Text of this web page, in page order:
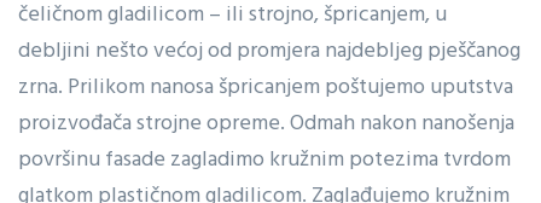
čeličnom gladilicom – ili strojno, špricanjem, u
debljini nešto većoj od promjera najdebljeg pješčanog
zrna. Prilikom nanosa špricanjem poštujemo uputstva
proizvođača strojne opreme. Odmah nakon nanošenja
površinu fasade zagladimo kružnim potezima tvrdom